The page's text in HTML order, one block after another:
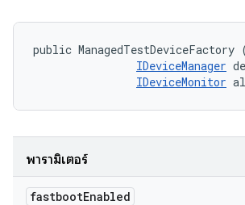
public
IDeviceManager
IDeviceMonitor
พารามิเตอร์
fastbootEnabled